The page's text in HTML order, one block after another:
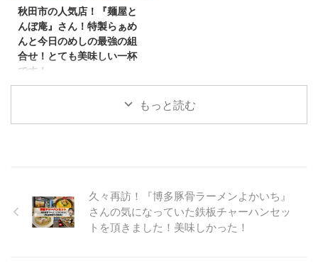
入るらーめんのご紹介です！ 本
日のご紹介させて頂くラーメン店
さんはいつもご贔屓にさせて頂い
ている 秋田県仙北郡美郷町の
「麺屋はじめ」さんです！ 前回
ーメン屋さんです！ 麺屋はじめ
場所 八橋食堂さんは、新国道の
マクドナルドの近くにありま ...
秋田市の人気店！『麺屋と
んぼ庵』さん！特製らぁめ
んと今日のめしの最強の組
合せ！とても美味しい一杯
です！
こんばんわ！ブログ『しんめんの
旅』のお時間となりました。 10
らーめん屋さんは、 インスタグ
ラムのフォロワーさんの投稿を見
て とても気になり、それがきっ
もっと読む
久々再訪！『博多豚骨ラーメンよかいち』
さんの気になっていた鉄板チャーハンセッ
トを頂きました！美味しかった！